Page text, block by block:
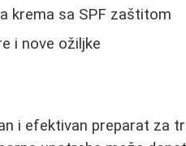
krema sa SPF zaštitom
i nove ožiljke
i efektivan preparat za